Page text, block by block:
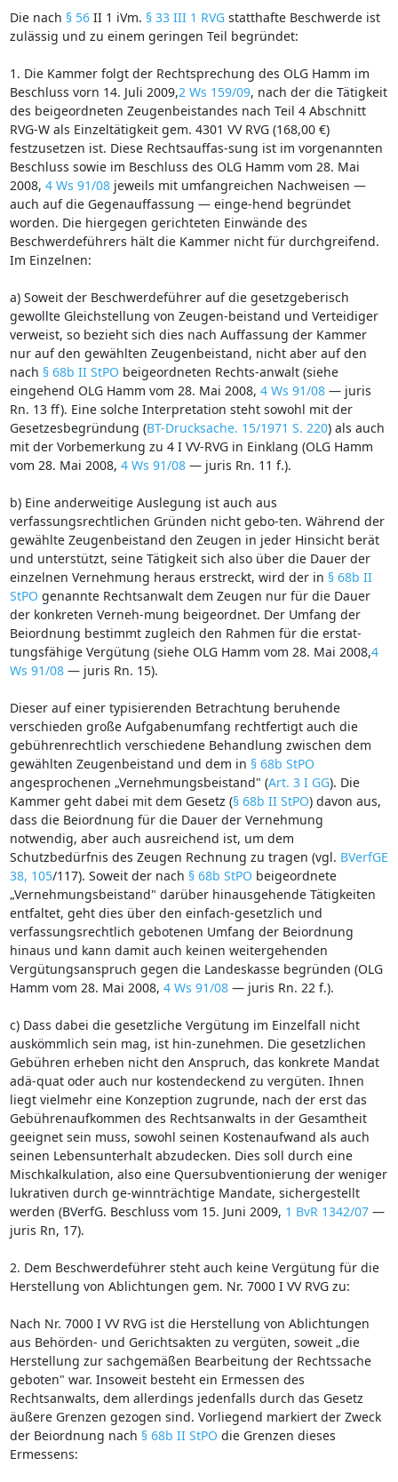
Die nach § 56II 1 iVm. § 33 III 1 RVGstatthafte Beschwerde ist
zulässig und zu einem geringen Teil begründet:
1. Die Kammer folgt der Rechtsprechung des OLG Hamm im
Beschluss vorn 14. Juli 2009,2 Ws 159/09, nach der die Tätigkeit
des beigeordneten Zeugenbeistandes nach Teil 4 Abschnitt
RVG-W als Einzeltätigkeit gem. 4301 VV RVG (168,00 €)
festzusetzen ist. Diese Rechtsauffas-sung ist im vorgenannten
Beschluss sowie im Beschluss des OLG Hamm vom 28. Mai
2008, 4 Ws 91/08jeweils mit umfangreichen Nachweisen —
auch auf die Gegenauffassung — einge-hend begründet
worden. Die hiergegen gerichteten Einwände des
Beschwerdeführers hält die Kammer nicht für durchgreifend.
Im Einzelnen:
a) Soweit der Beschwerdeführer auf die gesetzgeberisch
gewollte Gleichstellung von Zeugen-beistand und Verteidiger
verweist, so bezieht sich dies nach Auffassung der Kammer
nur auf den gewählten Zeugenbeistand, nicht aber auf den
nach § 68b II StPO beigeordneten Rechts-anwalt (siehe
eingehend OLG Hamm vom 28. Mai 2008, 4 Ws 91/08— juris
Rn. 13 ff). Eine solche Interpretation steht sowohl mit der
Gesetzesbegründung (BT-Drucksache. 15/1971 S. 220) als auch
mit der Vorbemerkung zu 4 I VV-RVG in Einklang (OLG Hamm
vom 28. Mai 2008, 4 Ws 91/08— juris Rn. 11 f.).
b) Eine anderweitige Auslegung ist auch aus
verfassungsrechtlichen Gründen nicht gebo-ten. Während der
gewählte Zeugenbeistand den Zeugen in jeder Hinsicht berät
und unterstützt, seine Tätigkeit sich also über die Dauer der
einzelnen Vernehmung heraus erstreckt, wird der in § 68b II
StPO genannte Rechtsanwalt dem Zeugen nur für die Dauer
der konkreten Verneh-mung beigeordnet. Der Umfang der
Beiordnung bestimmt zugleich den Rahmen für die erstat-
tungsfähige Vergütung (siehe OLG Hamm vom 28. Mai 2008,4
Ws 91/08— juris Rn. 15).
Dieser auf einer typisierenden Betrachtung beruhende
verschieden große Aufgabenumfang rechtfertigt auch die
gebührenrechtlich verschiedene Behandlung zwischen dem
gewählten Zeugenbeistand und dem in § 68b StPO
angesprochenen „Vernehmungsbeistand" (Art. 3 I GG). Die
Kammer geht dabei mit dem Gesetz (§ 68b II StPO) davon aus,
dass die Beiordnung für die Dauer der Vernehmung
notwendig, aber auch ausreichend ist, um dem
Schutzbedürfnis des Zeugen Rechnung zu tragen (vgl. BVerfGE
38, 105/117). Soweit der nach § 68b StPO beigeordnete
„Vernehmungsbeistand" darüber hinausgehende Tätigkeiten
entfaltet, geht dies über den einfach-gesetzlich und
verfassungsrechtlich gebotenen Umfang der Beiordnung
hinaus und kann damit auch keinen weitergehenden
Vergütungsanspruch gegen die Landeskasse begründen (OLG
Hamm vom 28. Mai 2008, 4 Ws 91/08— juris Rn. 22 f.).
c) Dass dabei die gesetzliche Vergütung im Einzelfall nicht
auskömmlich sein mag, ist hin-zunehmen. Die gesetzlichen
Gebühren erheben nicht den Anspruch, das konkrete Mandat
adä-quat oder auch nur kostendeckend zu vergüten. Ihnen
liegt vielmehr eine Konzeption zugrunde, nach der erst das
Gebührenaufkommen des Rechtsanwalts in der Gesamtheit
geeignet sein muss, sowohl seinen Kostenaufwand als auch
seinen Lebensunterhalt abzudecken. Dies soll durch eine
Mischkalkulation, also eine Quersubventionierung der weniger
lukrativen durch ge-winnträchtige Mandate, sichergestellt
werden (BVerfG. Beschluss vom 15. Juni 2009, 1 BvR 1342/07—
juris Rn, 17).
2. Dem Beschwerdeführer steht auch keine Vergütung für die
Herstellung von Ablichtungen gem. Nr. 7000 I VV RVG zu:
Nach Nr. 7000 I VV RVG ist die Herstellung von Ablichtungen
aus Behörden- und Gerichtsakten zu vergüten, soweit „die
Herstellung zur sachgemäßen Bearbeitung der Rechtssache
geboten" war. Insoweit besteht ein Ermessen des
Rechtsanwalts, dem allerdings jedenfalls durch das Gesetz
äußere Grenzen gezogen sind. Vorliegend markiert der Zweck
der Beiordnung nach § 68b II StPO die Grenzen dieses
Ermessens: